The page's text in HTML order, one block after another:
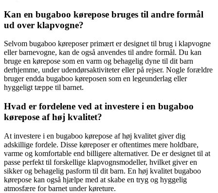
Kan en bugaboo kørepose bruges til andre formål
ud over klapvogne?
Selvom bugaboo køreposer primært er designet til brug i klapvogne
eller barnevogne, kan de også anvendes til andre formål. Du kan
bruge en kørepose som en varm og behagelig dyne til dit barn
derhjemme, under udendørsaktiviteter eller på rejser. Nogle forældre
bruger endda bugaboo køreposen som en legeunderlag eller
hyggeligt tæppe til barnet.
Hvad er fordelene ved at investere i en bugaboo
kørepose af høj kvalitet?
At investere i en bugaboo kørepose af høj kvalitet giver dig
adskillige fordele. Disse køreposer er oftentimes mere holdbare,
varme og komfortable end billigere alternativer. De er designet til at
passe perfekt til forskellige klapvognsmodeller, hvilket giver en
sikker og behagelig pasform til dit barn. En høj kvalitet bugaboo
kørepose kan også hjælpe med at skabe en tryg og hyggelig
atmosfære for barnet under køreture.